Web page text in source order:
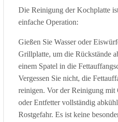
Die Reinigung der Kochplatte
einfache Operation:
Gießen Sie Wasser oder
Grillplatte, um die Rückstände
einem Spatel in die
Vergessen Sie nicht, die
reinigen. Vor der Reinigung mit
oder Entfetter vollständig
Rostgefahr. Es ist keine